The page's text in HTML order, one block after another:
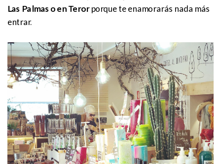
Las Palmas o en Terorporque te enamorarás nada más
entrar.